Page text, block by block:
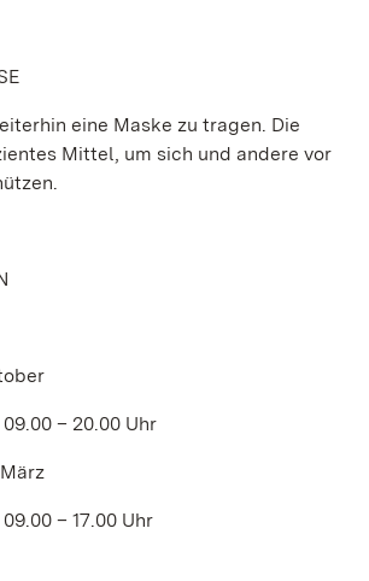
eine Maske zu tragen. Die
Mittel, um sich und andere vor
– 20.00 Uhr
– 17.00 Uhr